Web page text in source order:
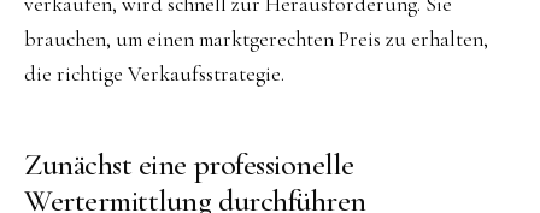
brauchen, um einen marktgerechten Preis zu erhalten,
die richtige Verkaufsstrategie.
Zunächst eine professionelle
Wertermittlung durchführen